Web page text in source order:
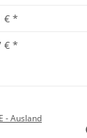
€ *
€ *
- Ausland